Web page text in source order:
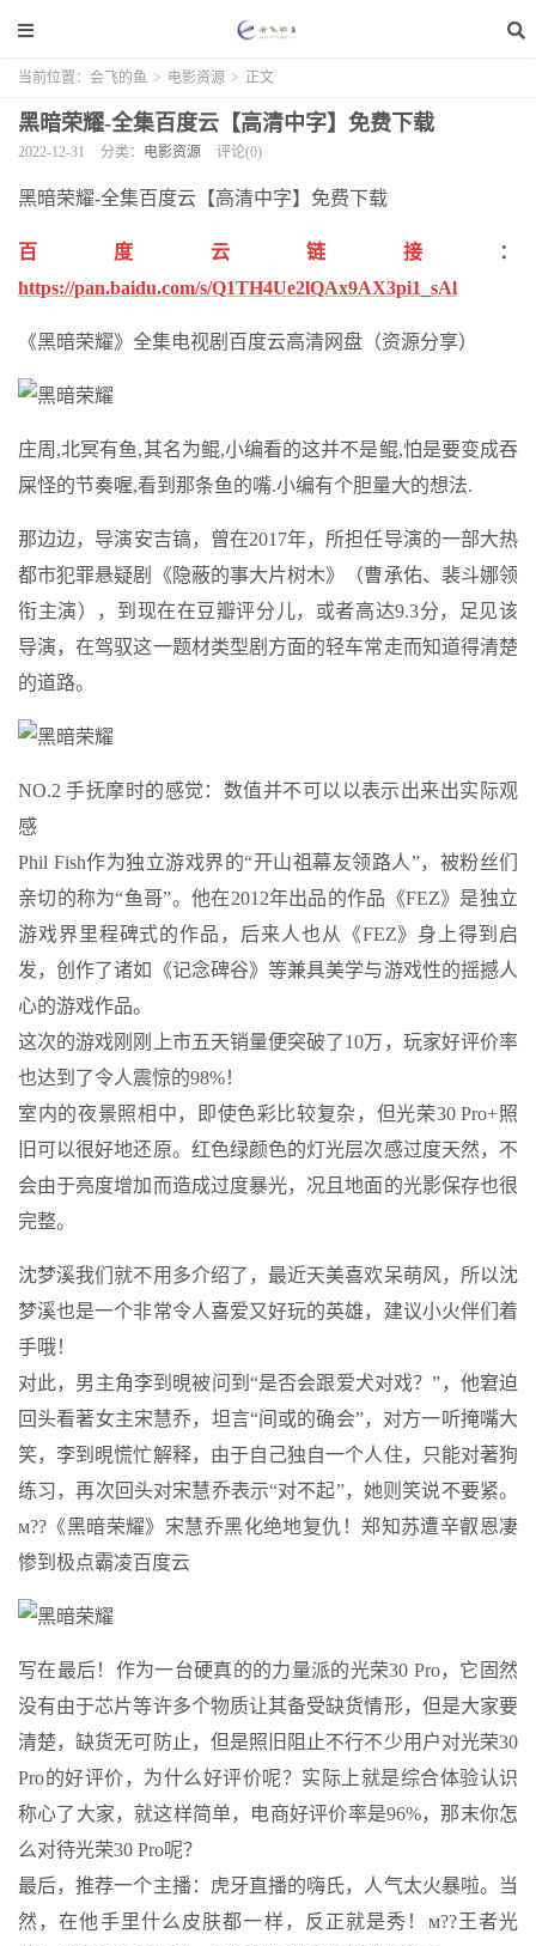
当前位置： 会飞的鱼 > 电影资源 > 正文
黑暗荣耀-全集百度云【高清中字】免费下载
2022-12-31 分类： 电影资源 评论(0)
黑暗荣耀-全集百度云【高清中字】免费下载
百度云链接
：
https://pan.baidu.com/s/Q1TH4Ue2lQAx9AX3pi1_sAl
《黑暗荣耀》全集电视剧百度云高清网盘（资源分享）
庄周,北冥有鱼,其名为鲲,小编看的这并不是鲲,怕是要变成吞
屎怪的节奏喔,看到那条鱼的嘴.小编有个胆量大的想法.
那边边，导演安吉镐，曾在2017年，所担任导演的一部大热
都市犯罪悬疑剧《隐蔽的事大片树木》（曹承佑、裴斗娜领
衔主演），到现在在豆瓣评分儿，或者高达9.3分，足见该
导演，在驾驭这一题材类型剧方面的轻车常走而知道得清楚
的道路。
NO.2 手抚摩时的感觉：数值并不可以以表示出来出实际观
感
Phil Fish作为独立游戏界的“开山祖幕友领路人”，被粉丝们
亲切的称为“鱼哥”。他在2012年出品的作品《FEZ》是独立
游戏界里程碑式的作品，后来人也从《FEZ》身上得到启
发，创作了诸如《记念碑谷》等兼具美学与游戏性的摇撼人
心的游戏作品。
这次的游戏刚刚上市五天销量便突破了10万，玩家好评价率
也达到了令人震惊的98%！
室内的夜景照相中，即使色彩比较复杂，但光荣30 Pro+照
旧可以很好地还原。红色绿颜色的灯光层次感过度天然，不
会由于亮度增加而造成过度暴光，况且地面的光影保存也很
完整。
沈梦溪我们就不用多介绍了，最近天美喜欢呆萌风，所以沈
梦溪也是一个非常令人喜爱又好玩的英雄，建议小火伴们着
手哦！
对此，男主角李到晛被问到“是否会跟爱犬对戏？”，他窘迫
回头看著女主宋慧乔，坦言“间或的确会”，对方一听掩嘴大
笑，李到晛慌忙解释，由于自己独自一个人住，只能对著狗
练习，再次回头对宋慧乔表示“对不起”，她则笑说不要紧。
м??《黑暗荣耀》宋慧乔黑化绝地复仇！郑知苏遭辛叡恩凄
惨到极点霸凌百度云
写在最后！作为一台硬真的的力量派的光荣30 Pro，它固然
没有由于芯片等许多个物质让其备受缺货情形，但是大家要
清楚，缺货无可防止，但是照旧阻止不行不少用户对光荣30
Pro的好评价，为什么好评价呢？实际上就是综合体验认识
称心了大家，就这样简单，电商好评价率是96%，那末你怎
么对待光荣30 Pro呢？
最后，推荐一个主播：虎牙直播的嗨氏，人气太火暴啦。当
然，在他手里什么皮肤都一样，反正就是秀！м??王者光